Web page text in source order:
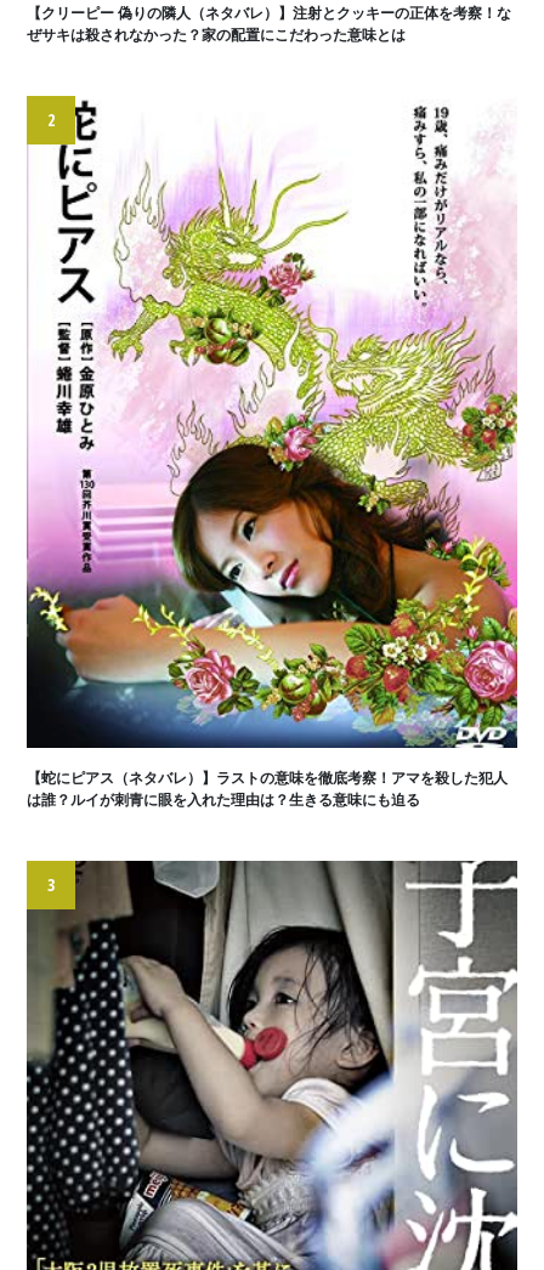
【クリーピー 偽りの隣人（ネタバレ）】注射とクッキーの正体を考察！な
ぜサキは殺されなかった？家の配置にこだわった意味とは
2
【蛇にピアス（ネタバレ）】ラストの意味を徹底考察！アマを殺した犯人
は誰？ルイが刺青に眼を入れた理由は？生きる意味にも迫る
3